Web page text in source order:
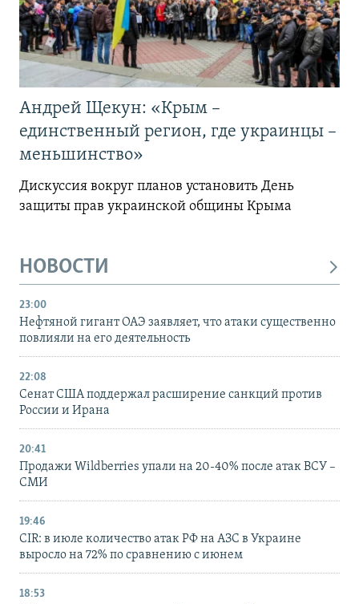
Андрей Щекун: «Крым –
единственный регион, где украинцы –
меньшинство»
Дискуссия вокруг планов установить День
защиты прав украинской общины Крыма
НОВОСТИ
23:00
Нефтяной гигант ОАЭ заявляет, что атаки существенно
повлияли на его деятельность
22:08
Сенат США поддержал расширение санкций против
России и Ирана
20:41
Продажи Wildberries упали на 20-40% после атак ВСУ –
СМИ
19:46
CIR: в июле количество атак РФ на АЗС в Украине
выросло на 72% по сравнению с июнем
18:53